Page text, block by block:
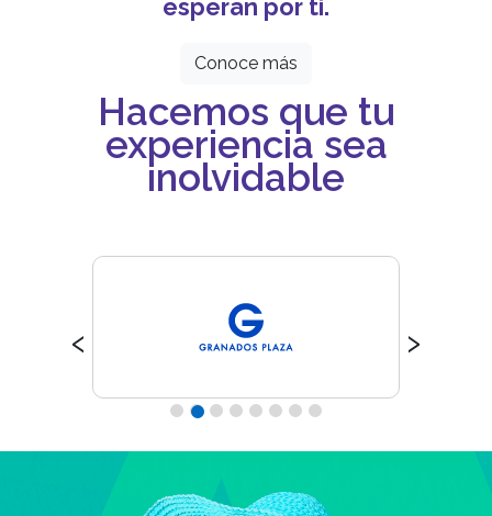
esperan por ti.
Conoce más
Hacemos que tu
experiencia sea
inolvidable
‹ ›